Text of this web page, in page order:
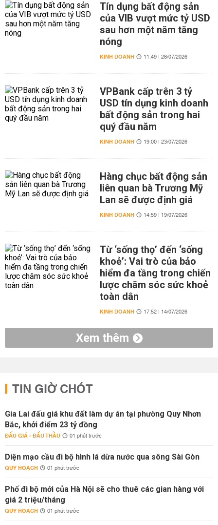
Tín dụng bất động sản
của VIB vượt mức tỷ USD
sau hơn một năm tăng
nóng
KINH DOANH 11:49 | 28/07/2026
VPBank cấp trên 3 tỷ
USD tín dụng kinh doanh
bất động sản trong hai
quý đầu năm
KINH DOANH 19:00 | 23/07/2026
Hàng chục bất động sản
liên quan bà Trương Mỹ
Lan sẽ được định giá
KINH DOANH 14:59 | 19/07/2026
Từ ‘sống thọ’ đến ‘sống
khoẻ’: Vai trò của bảo
hiểm đa tầng trong chiến
lược chăm sóc sức khoẻ
toàn dân
KINH DOANH 17:52 | 14/07/2026
Xem thêm
TIN GIỜ CHÓT
Gia Lai đấu giá khu đất làm dự án tại phường Quy Nhơn
Bắc, khởi điểm 23 tỷ đồng
ĐẤU GIÁ - ĐẤU THẦU 01 phút trước
Diện mạo cầu đi bộ hình lá dừa nước qua sông Sài Gòn
QUY HOẠCH 01 phút trước
Phố đi bộ mới của Hà Nội sẽ cho thuê các gian hàng với
giá 2 triệu/tháng
QUY HOẠCH 01 phút trước